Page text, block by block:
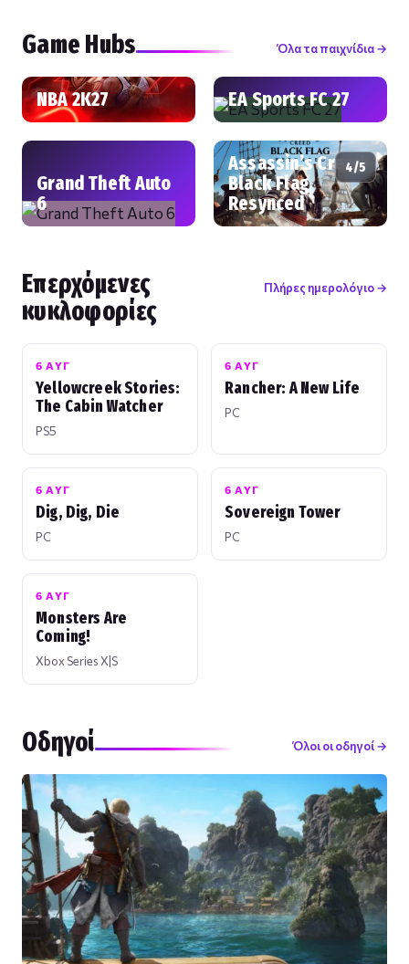
Game Hubs Όλα τα παιχνίδια →
NBA 2K27 EA Sports FC 27
Grand Theft Auto
6
Assassin’s Creed
Black Flag
Resynced
4/5
Επερχόμενες
κυκλοφορίες
Πλήρες ημερολόγιο →
6 ΑΥΓ
Yellowcreek Stories:
The Cabin Watcher
PS5
6 ΑΥΓ
Rancher: A New Life
PC
6 ΑΥΓ
Dig, Dig, Die
PC
6 ΑΥΓ
Sovereign Tower
PC
6 ΑΥΓ
Monsters Are
Coming!
Xbox Series X|S
Οδηγοί Όλοι οι οδηγοί →